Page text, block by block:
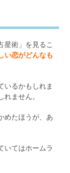
星術」を見るこ
い恋がどんなも
いるかもしれま
ません。
めたほうが、あ
いてはホームラ